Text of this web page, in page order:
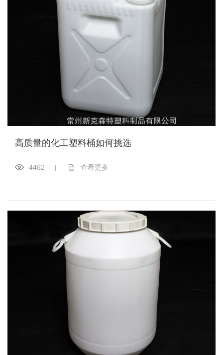
高质量的化工塑料桶如何挑选
4462 | 查看更多